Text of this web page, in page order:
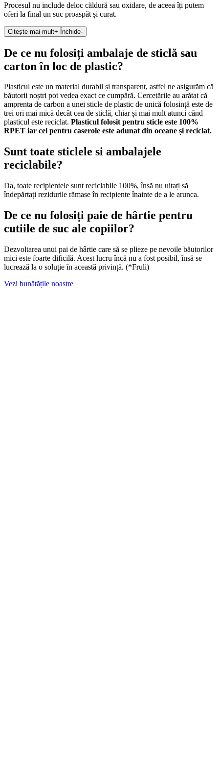
Procesul nu include deloc căldură sau oxidare, de aceea îți putem
oferi la final un suc proaspăt și curat.
Citește mai mult+ Închide-
De ce nu folosiți ambalaje de sticlă sau
carton în loc de plastic?
Plasticul este un material durabil și transparent, astfel ne asigurăm că
băutorii noștri pot vedea exact ce cumpără. Cercetările au arătat că
amprenta de carbon a unei sticle de plastic de unică folosință este de
trei ori mai mică decât cea de sticlă, chiar și mai mult atunci când
plasticul este reciclat. Plasticul folosit pentru sticle este 100%
RPET iar cel pentru caserole este adunat din oceane și reciclat.
Sunt toate sticlele si ambalajele
reciclabile?
Da, toate recipientele sunt reciclabile 100%, însă nu uitați să
îndepărtați rezidurile rămase în recipiente înainte de a le arunca.
De ce nu folosiți paie de hârtie pentru
cutiile de suc ale copiilor?
Dezvoltarea unui pai de hârtie care să se plieze pe nevoile băutorilor
mici este foarte dificilă. Acest lucru încă nu a fost posibil, însă se
lucrează la o soluție în această privință. (*Fruli)
Vezi bunătățile noastre